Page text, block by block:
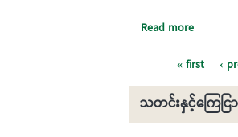
Read more about
« first ‹
သတင်းနှင့်ကြေငြာ